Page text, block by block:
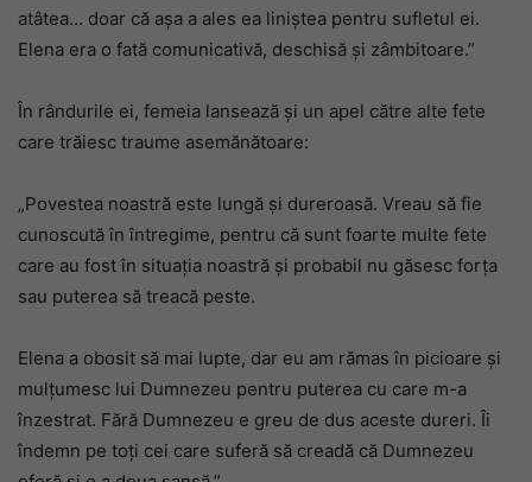
atâtea… doar că așa a ales ea liniștea pentru sufletul ei.
Elena era o fată comunicativă, deschisă și zâmbitoare.”
În rândurile ei, femeia lansează și un apel către alte fete
care trăiesc traume asemănătoare:
„Povestea noastră este lungă și dureroasă. Vreau să fie
cunoscută în întregime, pentru că sunt foarte multe fete
care au fost în situația noastră și probabil nu găsesc forța
sau puterea să treacă peste.
Elena a obosit să mai lupte, dar eu am rămas în picioare și
mulțumesc lui Dumnezeu pentru puterea cu care m-a
înzestrat. Fără Dumnezeu e greu de dus aceste dureri. Îi
îndemn pe toți cei care suferă să creadă că Dumnezeu